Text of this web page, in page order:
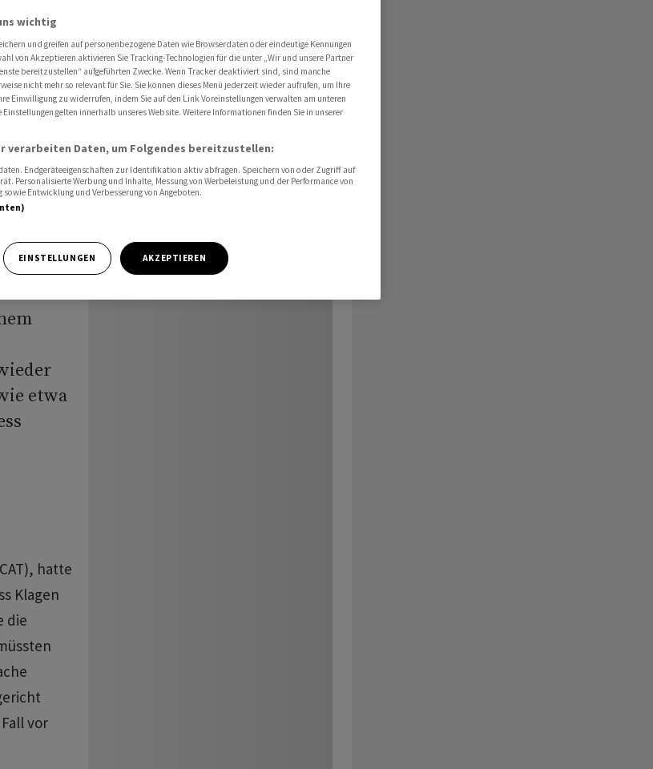
Banken wieder zu
etwa
hatte
Klagen
die
vor
wichtig
und greifen auf personenbezogene Daten wie Browserdaten oder eindeutige Kennungen
von Akzeptieren aktivieren Sie Tracking-Technologien für die unter „Wir und unsere Partner
bereitzustellen“ aufgeführten Zwecke. Wenn Tracker deaktiviert sind, sind manche
nicht mehr so relevant für Sie. Sie können dieses Menü jederzeit wieder aufrufen, um Ihre
Einwilligung zu widerrufen, indem Sie auf den Link Voreinstellungen verwalten am unteren
gelten innerhalb unseres Website. Weitere Informationen finden Sie in unserer
verarbeiten Daten, um Folgendes bereitzustellen:
Endgeräteeigenschaften zur Identifikation aktiv abfragen. Speichern von oder Zugriff auf
Personalisierte Werbung und Inhalte, Messung von Werbeleistung und der Performance von
Entwicklung und Verbesserung von Angeboten.
EINSTELLUNGEN AKZEPTIEREN